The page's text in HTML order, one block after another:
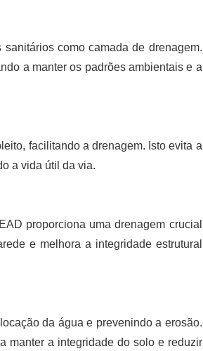
como camada de drenagem.
a manter os padrões ambientais e a
facilitando a drenagem. Isto evita a
a vida útil da via.
proporciona uma drenagem crucial
e melhora a integridade estrutural
da água e prevenindo a erosão.
manter a integridade do solo e reduzir